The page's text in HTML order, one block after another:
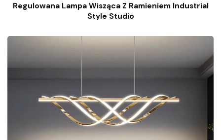
Regulowana Lampa Wisząca Z Ramieniem Industrial
Style Studio